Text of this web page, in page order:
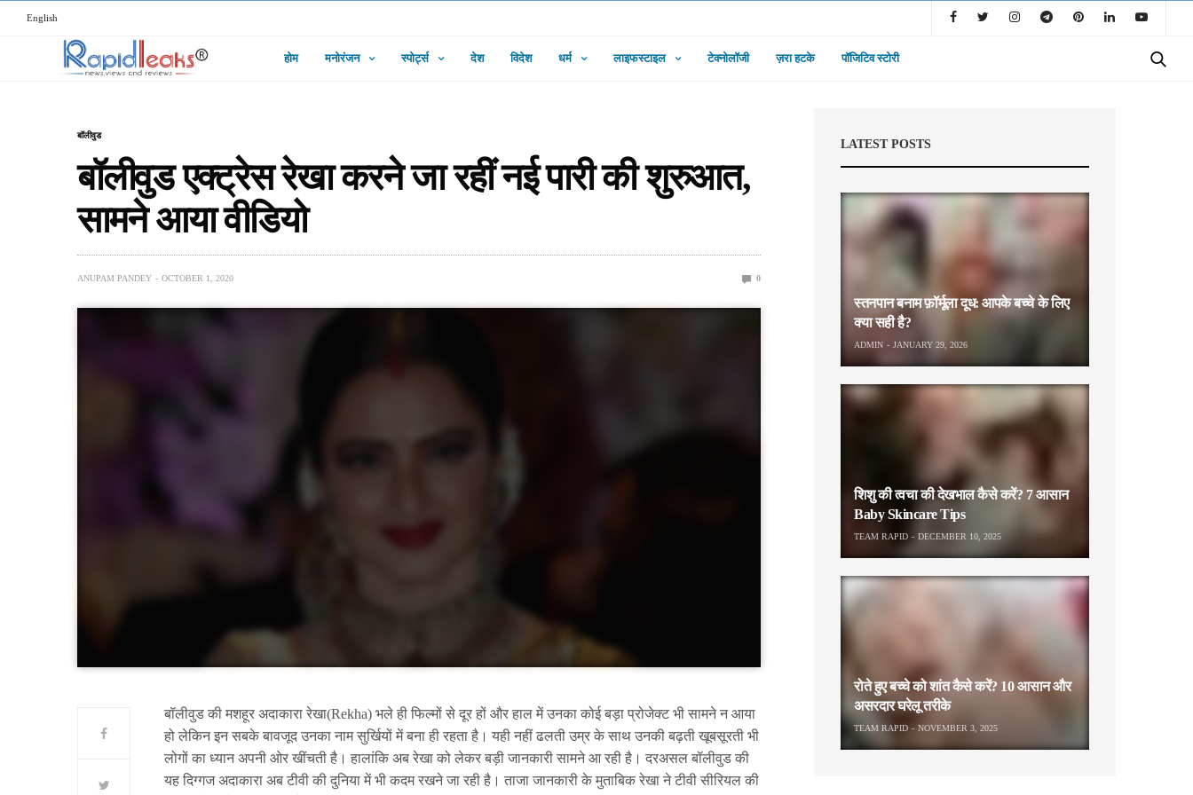
English
होम मनोरंजन स्पोर्ट्स देश विदेश धर्म लाइफस्टाइल टेक्नोलॉजी ज़रा हटके पॉजिटिव स्टोरी
बॉलीवुड
बॉलीवुड एक्ट्रेस रेखा करने जा रहीं नई पारी की शुरुआत,
सामने आया वीडियो
ANUPAM PANDEY OCTOBER 1, 2020 0
बॉलीवुड की मशहूर अदाकारा रेखा(Rekha) भले ही फिल्मों से दूर हों और हाल में उनका कोई बड़ा प्रोजेक्ट भी सामने न आया
हो लेकिन इन सबके बावजूद उनका नाम सुर्खियों में बना ही रहता है। यही नहीं ढलती उम्र के साथ उनकी बढ़ती खूबसूरती भी
लोगों का ध्यान अपनी ओर खींचती है। हालांकि अब रेखा को लेकर बड़ी जानकारी सामने आ रही है। दरअसल बॉलीवुड की
यह दिग्गज अदाकारा अब टीवी की दुनिया में भी कदम रखने जा रही है। ताजा जानकारी के मुताबिक रेखा ने टीवी सीरियल की
LATEST POSTS
स्तनपान बनाम फ़ॉर्मूला दूध: आपके बच्चे के लिए
क्या सही है?
ADMIN JANUARY 29, 2026
शिशु की त्वचा की देखभाल कैसे करें? 7 आसान
Baby Skincare Tips
TEAM RAPID DECEMBER 10, 2025
रोते हुए बच्चे को शांत कैसे करें? 10 आसान और
असरदार घरेलू तरीके
TEAM RAPID NOVEMBER 3, 2025